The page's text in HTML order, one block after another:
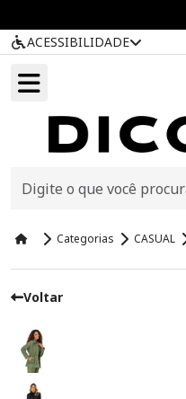
ACESSIBILIDADE
Categorias CASUAL
Voltar